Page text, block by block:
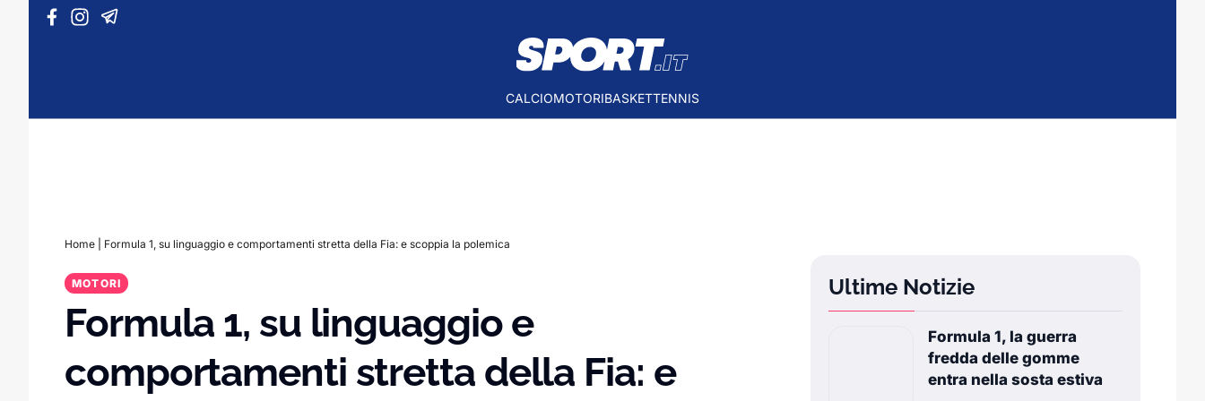
Vai al contenuto
CALCIOMOTORIBASKETTENNIS
Home Formula 1, su linguaggio e comportamenti stretta della Fia: e scoppia la polemica
MOTORI
Formula 1, su linguaggio e
comportamenti stretta della Fia: e
Ultime Notizie
Formula 1, la guerra
fredda delle gomme
entra nella sosta estiva